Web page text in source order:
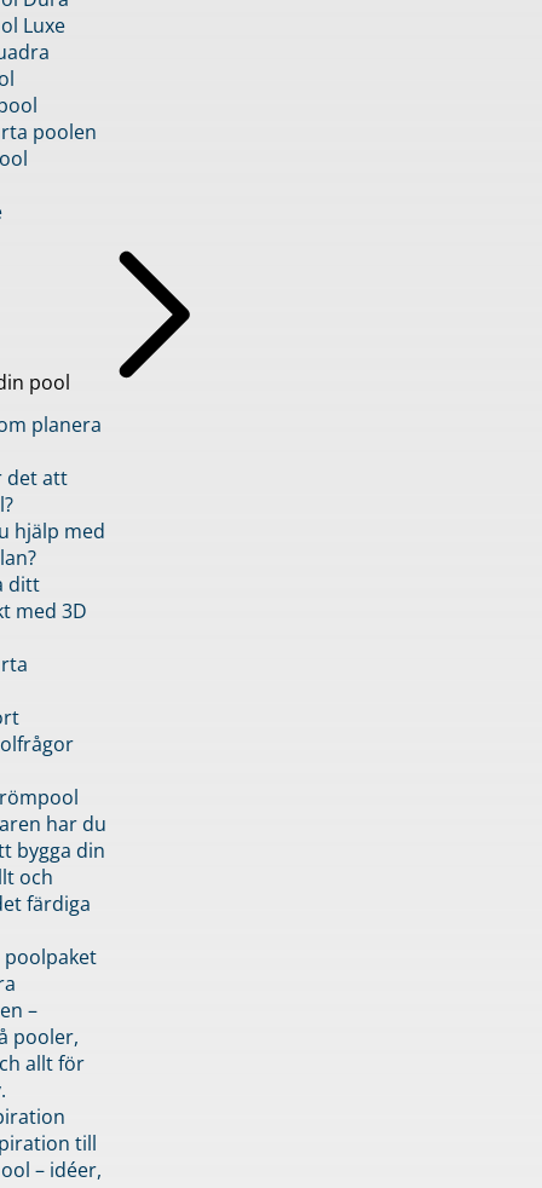
Luxe
poolen
pool
planera
det att
hjälp med
ditt
med 3D
har du
bygga din
och
färdiga
–
pooler,
allt för
till
– idéer,